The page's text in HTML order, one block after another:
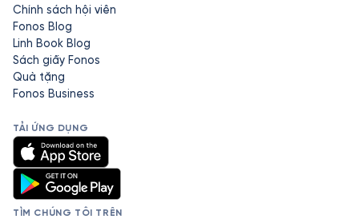
Chính sách hội viên
Fonos Blog
Linh Book Blog
Sách giấy Fonos
Quà tặng
Fonos Business
TẢI ỨNG DỤNG
TÌM CHÚNG TÔI TRÊN